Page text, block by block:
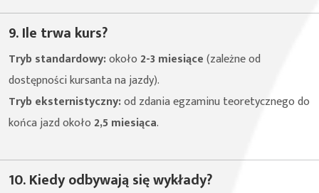
9. Ile trwa kurs?
Tryb standardowy:około 2-3 miesiące(zależne od
dostępności kursanta na jazdy).
Tryb eksternistyczny:od zdania egzaminu teoretycznego do
końca jazd około 2,5 miesiąca.
10. Kiedy odbywają się wykłady?